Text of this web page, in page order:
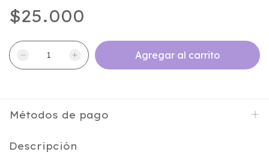
$25.000
Métodos de pago
Descripción